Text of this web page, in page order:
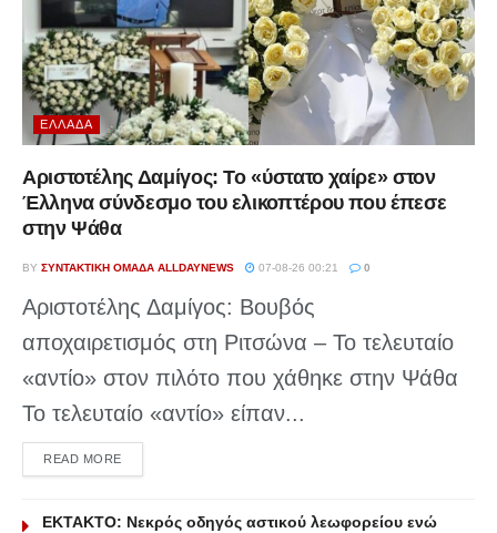
ΕΛΛΆΔΑ
Αριστοτέλης Δαμίγος: Το «ύστατο χαίρε» στον
Έλληνα σύνδεσμο του ελικοπτέρου που έπεσε
στην Ψάθα
BY ΣΥΝΤΑΚΤΙΚΉ ΟΜΆΔΑ ALLDAYNEWS 07-08-26 00:21 0
Αριστοτέλης Δαμίγος: Βουβός
αποχαιρετισμός στη Ριτσώνα – Το τελευταίο
«αντίο» στον πιλότο που χάθηκε στην Ψάθα
Το τελευταίο «αντίο» είπαν...
READ MOREDETAILS
ΕΚΤΑΚΤΟ: Νεκρός οδηγός αστικού λεωφορείου ενώ